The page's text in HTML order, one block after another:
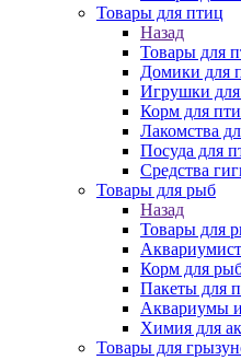
Товары для птиц
Назад
Товары для
Домики для
Игрушки
Корм для
Лакомства
Посуда для
Средства
Товары для рыб
Назад
Товары для
Корм для
Пакеты для
Аквариумы
Химия для
Товары для